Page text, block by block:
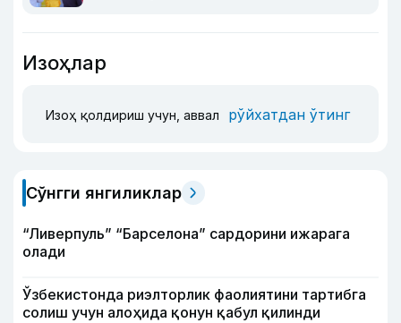
Изоҳлар
Изоҳ қолдириш учун, аввал рўйхатдан ўтинг
Сўнгги янгиликлар
“Ливерпуль” “Барселона” сардорини ижарага
олади
Ўзбекистонда риэлторлик фаолиятини тартибга
солиш учун алоҳида қонун қабул қилинди